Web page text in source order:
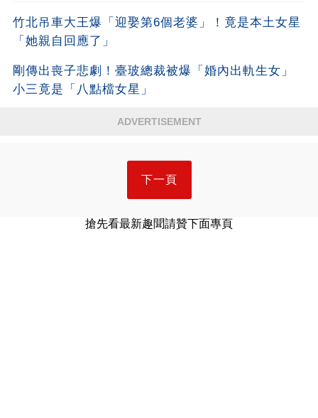
竹北吊車大王爆「迎娶第6個老婆」！竟是本土女星
「她親自回應了」
剛傳出喪子悲劇！臺玻總裁被爆「婚內出軌生女」
小三竟是「八點檔女星」
ADVERTISEMENT
下一頁
搶先看最新趣聞請贊下面專頁